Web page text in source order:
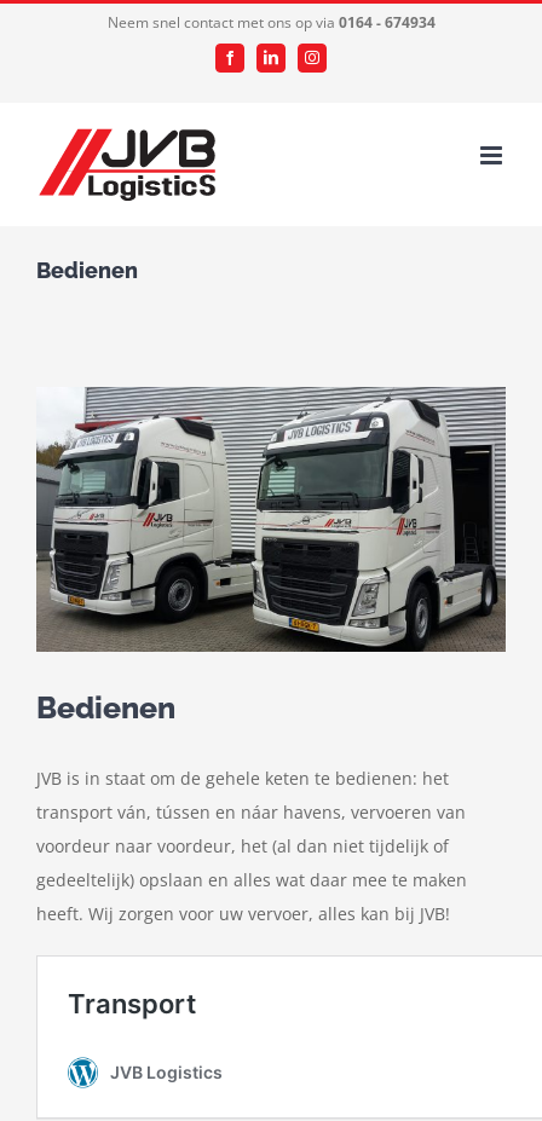
Neem snel contact met ons op via 0164 - 674934
FacebookLinkedInInstagram
Bedienen
grotere
afbeelding
Bedienen
JVB is in staat om de gehele keten te bedienen: het
transport ván, tússen en náar havens, vervoeren van
voordeur naar voordeur, het (al dan niet tijdelijk of
gedeeltelijk) opslaan en alles wat daar mee te maken
heeft. Wij zorgen voor uw vervoer, alles kan bij JVB!